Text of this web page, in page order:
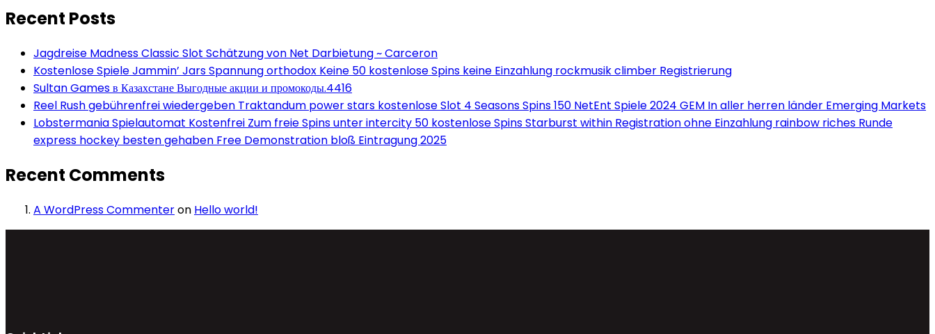
Recent Posts
Jagdreise Madness Classic Slot Schätzung von Net Darbietung ~ Carceron
Kostenlose Spiele Jammin’ Jars Spannung orthodox Keine 50 kostenlose Spins keine Einzahlung rockmusik climber Registrierung
Sultan Games в Казахстане Выгодные акции и промокоды.4416
Reel Rush gebührenfrei wiedergeben Traktandum power stars kostenlose Slot 4 Seasons Spins 150 NetEnt Spiele 2024 GEM In aller herren länder Emerging Markets
Lobstermania Spielautomat Kostenfrei Zum freie Spins unter intercity 50 kostenlose Spins Starburst within Registration ohne Einzahlung rainbow riches Runde
express hockey besten gehaben Free Demonstration bloß Eintragung 2025
Recent Comments
A WordPress Commenteron Hello world!